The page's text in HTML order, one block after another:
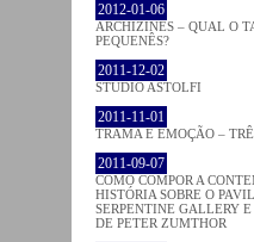
2012-01-06
ARCHIZINES – QUAL O
PEQUENÊS?
2011-12-02
STUDIO ASTOLFI
2011-11-01
TRAMA E EMOÇÃO –
2011-09-07
COMO COMPOR A
HISTÓRIA SOBRE O
SERPENTINE GALLERY
DE PETER ZUMTHOR